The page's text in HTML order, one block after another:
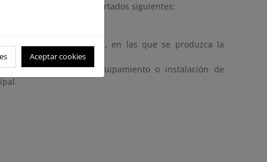
se subdivide en los apartados siguientes:
o en régimen especial, en las que se produzca la
o cualquier otro equipamiento o instalación de
Aceptar cookies